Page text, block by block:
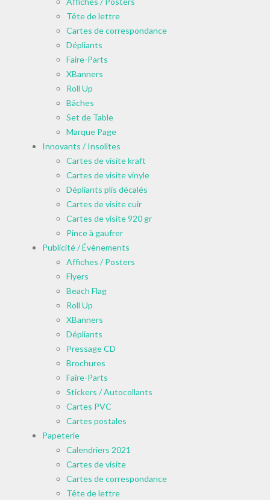
Tête de lettre
Cartes de correspondance
Dépliants
Faire-Parts
XBanners
Roll Up
Bâches
Set de Table
Marque Page
Innovants / Insolites
Cartes de visite kraft
Cartes de visite vinyle
Dépliants plis décalés
Cartes de visite cuir
Cartes de visite 920 gr
Pince à gaufrer
Publicité / Évènements
Affiches / Posters
Flyers
Beach Flag
Roll Up
XBanners
Dépliants
Pressage CD
Brochures
Faire-Parts
Stickers / Autocollants
Cartes PVC
Cartes postales
Papeterie
Calendriers 2021
Cartes de visite
Cartes de correspondance
Tête de lettre